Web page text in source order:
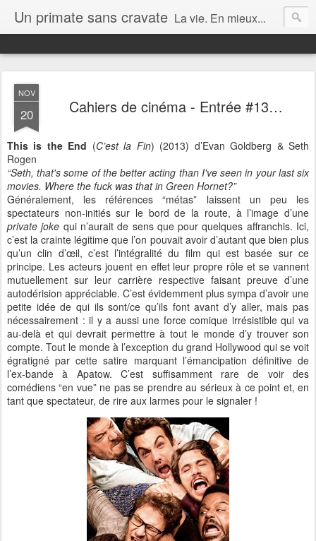
Un primate sans cravate La vie. En mieux...
NOV
20 Cahiers de cinéma - Entrée #13…
This is the End (C’est la Fin) (2013) d’Evan Goldberg & Seth
Rogen
“Seth, that's some of the better acting than I've seen in your last six
movies. Where the fuck was that in Green Hornet?”
Généralement, les références “métas” laissent un peu les
spectateurs non-initiés sur le bord de la route, à l’image d’une
private joke qui n’aurait de sens que pour quelques affranchis. Ici,
c’est la crainte légitime que l’on pouvait avoir d’autant que bien plus
qu’un clin d’œil, c’est l’intégralité du film qui est basée sur ce
principe. Les acteurs jouent en effet leur propre rôle et se vannent
mutuellement sur leur carrière respective faisant preuve d’une
autodérision appréciable. C’est évidemment plus sympa d’avoir une
petite idée de qui ils sont/ce qu’ils font avant d’y aller, mais pas
nécessairement : il y a aussi une force comique irrésistible qui va
au-delà et qui devrait permettre à tout le monde d’y trouver son
compte. Tout le monde à l’exception du grand Hollywood qui se voit
égratigné par cette satire marquant l’émancipation définitive de
l’ex-bande à Apatow. C’est suffisamment rare de voir des
comédiens “en vue” ne pas se prendre au sérieux à ce point et, en
tant que spectateur, de rire aux larmes pour le signaler !